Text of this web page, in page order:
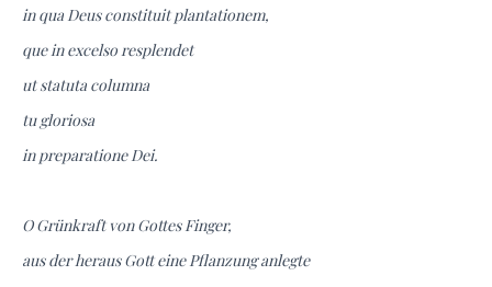
in qua Deus constituit plantationem,
que in excelso resplendet
ut statuta columna
tu gloriosa
in preparatione Dei.
O Grünkraft von Gottes Finger,
aus der heraus Gott eine Pflanzung anlegte